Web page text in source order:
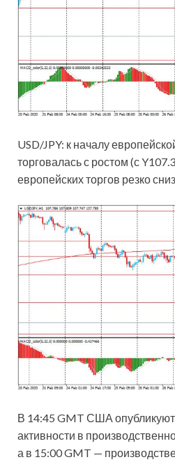
USD/JPY: к началу
торговалась с ростом (с
европейских торгов резко
В 14:45 GMT США опубликуют
активности в
а в 15:00 GMT —